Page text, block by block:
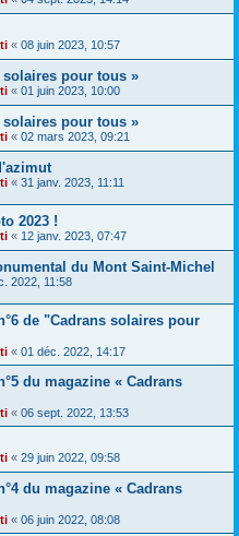
« 08 juin 2023, 10:57
solaires pour tous »
« 01 juin 2023, 10:00
solaires pour tous »
« 02 mars 2023, 09:21
« 31 janv. 2023, 11:11
2023 !
« 12 janv. 2023, 07:47
du Mont Saint-Michel
2022, 11:58
de "Cadrans solaires pour
« 01 déc. 2022, 14:17
du magazine « Cadrans
« 06 sept. 2022, 13:53
« 29 juin 2022, 09:58
du magazine « Cadrans
« 06 juin 2022, 08:08